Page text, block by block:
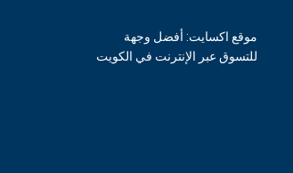
موقع اكسايت: أفضل وجهة
للتسوق عبر الإنترنت في الكويت